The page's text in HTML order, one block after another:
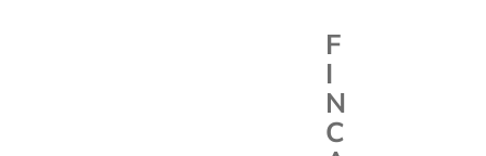
F
I
N
C